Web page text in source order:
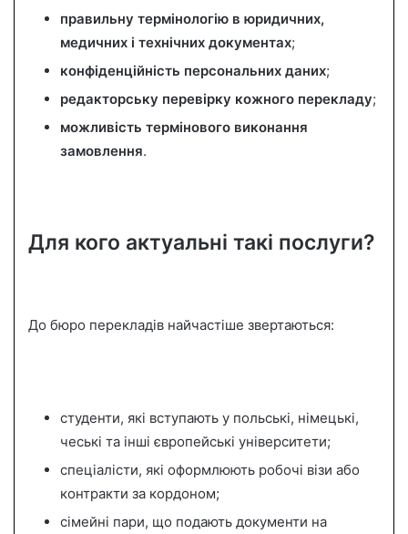
правильну термінологію в юридичних,
медичних і технічних документах;
конфіденційність персональних даних;
редакторську перевірку кожного перекладу;
можливість термінового виконання
замовлення.
Для кого актуальні такі послуги?
До бюро перекладів найчастіше звертаються:
студенти, які вступають у польські, німецькі,
чеські та інші європейські університети;
спеціалісти, які оформлюють робочі візи або
контракти за кордоном;
сімейні пари, що подають документи на